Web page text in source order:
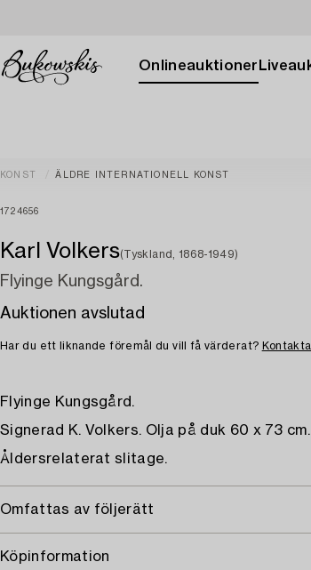
Onlineauktioner
KONST ÄLDRE INTERNATIONELL KONST
1724656
Karl Volkers(Tyskland, 1868-1949)
Flyinge Kungsgård.
Auktionen avslutad
Har du ett liknande föremål du vill få värderat?
Flyinge Kungsgård.
Signerad K. Volkers. Olja på duk 60 x 73 cm.
Åldersrelaterat slitage.
Omfattas av följerätt
Köpinformation